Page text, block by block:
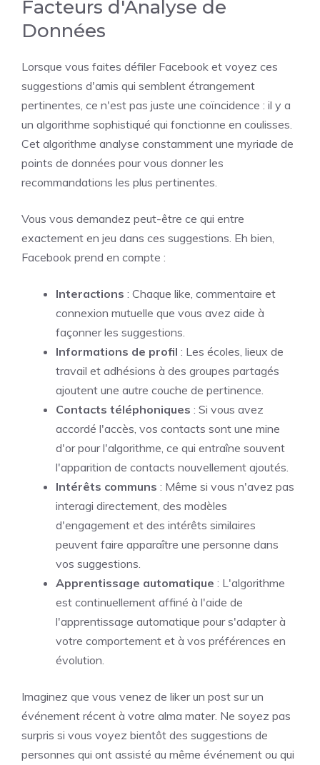
Facteurs d'Analyse de
Données
Lorsque vous faites défiler Facebook et voyez ces
suggestions d'amis qui semblent étrangement
pertinentes, ce n'est pas juste une coïncidence : il y a
un algorithme sophistiqué qui fonctionne en coulisses.
Cet algorithme analyse constamment une myriade de
points de données pour vous donner les
recommandations les plus pertinentes.
Vous vous demandez peut-être ce qui entre
exactement en jeu dans ces suggestions. Eh bien,
Facebook prend en compte :
Interactions : Chaque like, commentaire et
connexion mutuelle que vous avez aide à
façonner les suggestions.
Informations de profil : Les écoles, lieux de
travail et adhésions à des groupes partagés
ajoutent une autre couche de pertinence.
Contacts téléphoniques : Si vous avez
accordé l'accès, vos contacts sont une mine
d'or pour l'algorithme, ce qui entraîne souvent
l'apparition de contacts nouvellement ajoutés.
Intérêts communs : Même si vous n'avez pas
interagi directement, des modèles
d'engagement et des intérêts similaires
peuvent faire apparaître une personne dans
vos suggestions.
Apprentissage automatique : L'algorithme
est continuellement affiné à l'aide de
l'apprentissage automatique pour s'adapter à
votre comportement et à vos préférences en
évolution.
Imaginez que vous venez de liker un post sur un
événement récent à votre alma mater. Ne soyez pas
surpris si vous voyez bientôt des suggestions de
personnes qui ont assisté au même événement ou qui